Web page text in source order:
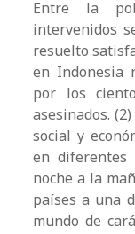
Entre la
intervenidos
resuelto
en Indonesia
por los
asesinados.
social y
en diferentes
noche a la
países a una
mundo de